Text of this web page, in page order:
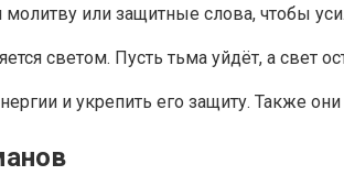
молитву или защитные слова, чтобы
светом. Пусть тьма уйдёт, а свет
и укрепить его защиту. Также